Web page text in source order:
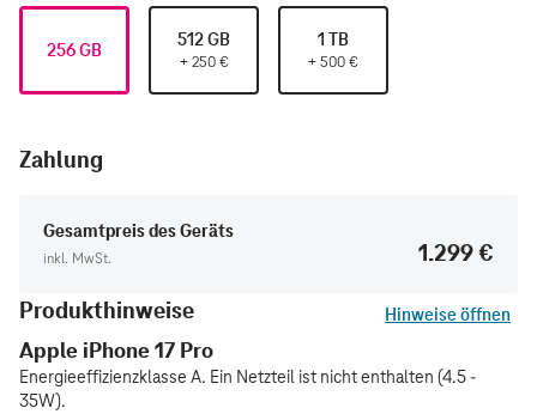
256 GB 512 GB
+ 250 €
1 TB
+ 500 €
Zahlung
Gesamtpreis des Geräts
inkl. MwSt.
1.299 €
Produkthinweise
Hinweise öffnen
Apple iPhone 17 Pro
Energieeffizienzklasse A. Ein Netzteil ist nicht enthalten (4.5 -
35W).